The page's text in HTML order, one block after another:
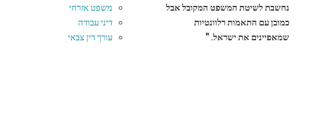
משפט אזרחי
דיני עבודה
עורך דין צבאי
נחשבת לשיטת המשפט המקובל אבל
כמובן עם התאמות רלוונטיות
שמאפיינים את ישראל. "